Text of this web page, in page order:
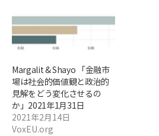
Margalit & Shayo 「金融市
場は社会的価値観と政治的
見解をどう変化させるの
か」2021年1月31日
2021年2月14日
VoxEU.org